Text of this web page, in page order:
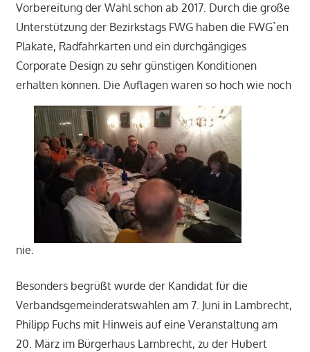
Vorbereitung der Wahl schon ab 2017. Durch die große
Unterstützung der Bezirkstags FWG haben die FWG`en
Plakate, Radfahrkarten und ein durchgängiges
Corporate Design zu sehr günstigen Konditionen
erhalten können. Die Auflagen waren so hoch wie noch
nie.
Besonders begrüßt wurde der Kandidat für die
Verbandsgemeinderatswahlen am 7. Juni in Lambrecht,
Philipp Fuchs mit Hinweis auf eine Veranstaltung am
20. März im Bürgerhaus Lambrecht, zu der Hubert